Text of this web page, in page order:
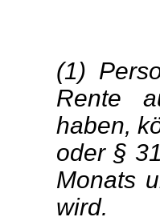
(1)
Rente
haben,
oder §
Monats
wird.